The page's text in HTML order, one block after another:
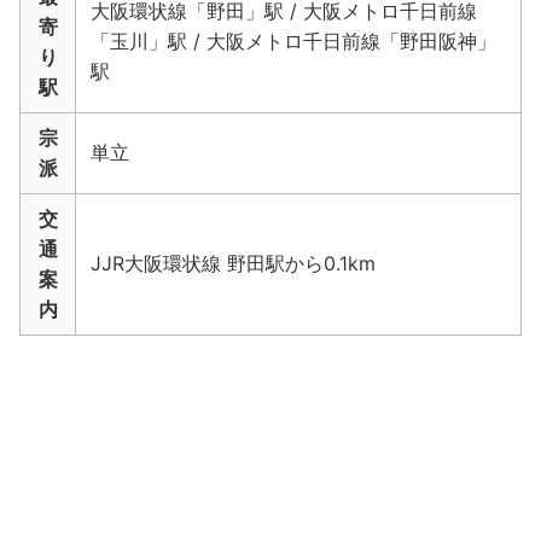
寄
り
駅
大阪環状線「野田」駅 / 大阪メトロ千日前線
「玉川」駅 / 大阪メトロ千日前線「野田阪神」
駅
宗
派
単立
交
通
案
内
JJR大阪環状線 野田駅から0.1km